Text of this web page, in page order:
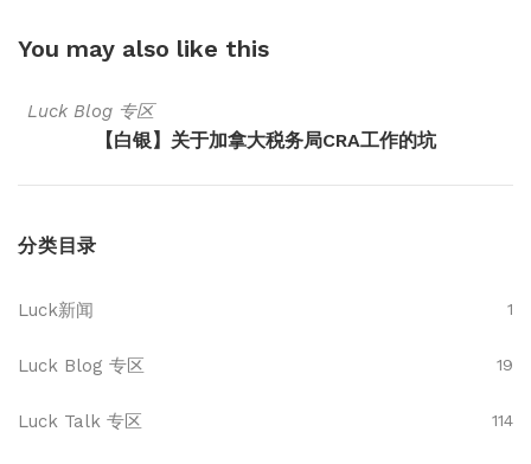
You may also like this
Luck Blog 专区
【白银】关于加拿大税务局CRA工作的坑
分类目录
Luck新闻 1
Luck Blog 专区 19
Luck Talk 专区 114